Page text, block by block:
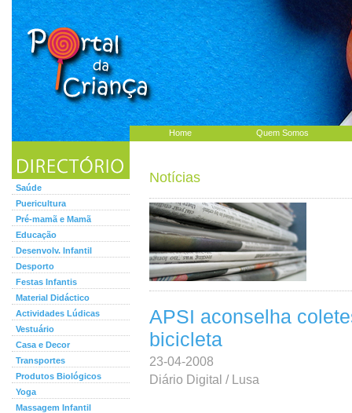
Home Quem Somos
Saúde
Puericultura
Pré-mamã e Mamã
Educação
Desenvolv. Infantil
Desporto
Festas Infantis
Material Didáctico
Actividades Lúdicas
Vestuário
Casa e Decor
Transportes
Produtos Biológicos
Yoga
Massagem Infantil
Notícias
APSI aconselha
bicicleta
23-04-2008
Diário Digital / Lusa